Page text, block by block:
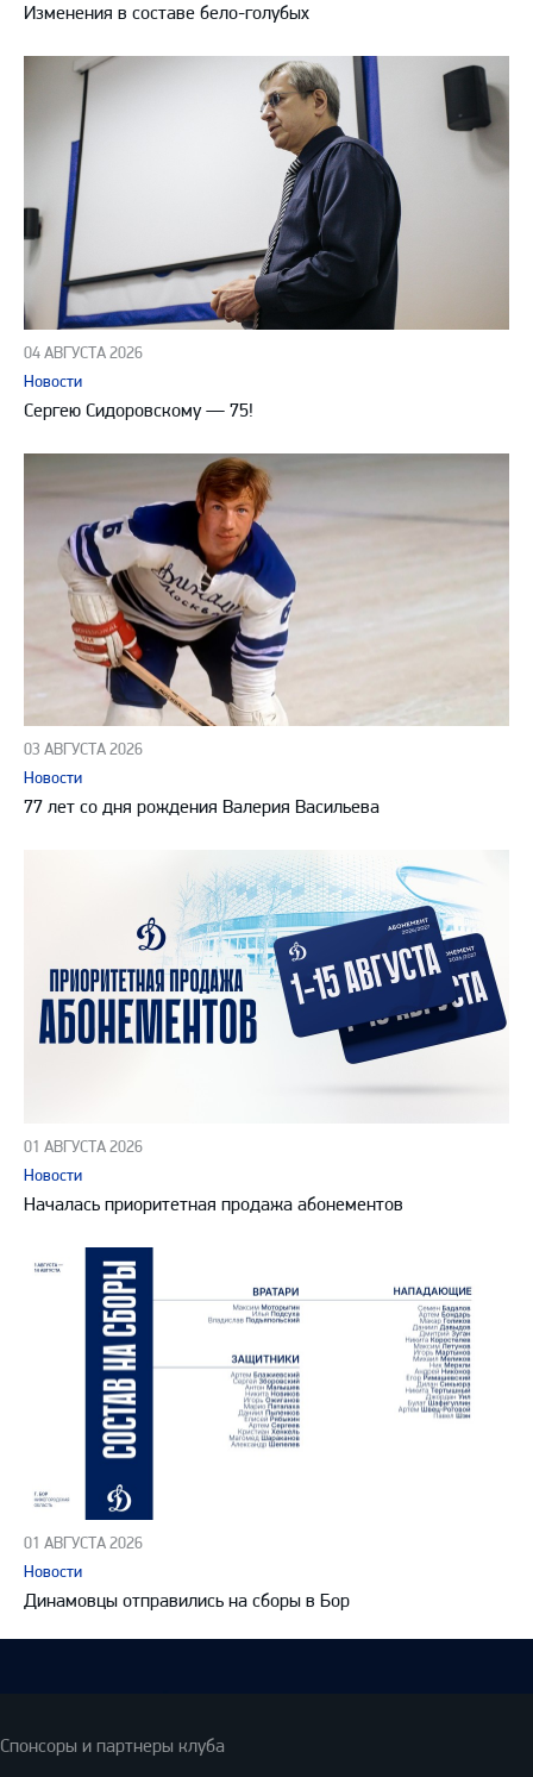
Изменения в составе бело-голубых
04 АВГУСТА 2026
Новости
Сергею Сидоровскому — 75!
03 АВГУСТА 2026
Новости
77 лет со дня рождения Валерия Васильева
01 АВГУСТА 2026
Новости
Началась приоритетная продажа абонементов
01 АВГУСТА 2026
Новости
Динамовцы отправились на сборы в Бор
Спонсоры и партнеры клуба